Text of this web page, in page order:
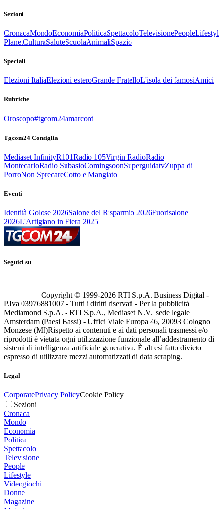
Sezioni
CronacaMondoEconomiaPoliticaSpettacoloTelevisionePeople
PlanetCulturaSaluteScuolaAnimaliSpazio
Speciali
Elezioni ItaliaElezioni esteroGrande FratelloL'isola dei famosiAmici
Rubriche
Oroscopo#tgcom24amarcord
Tgcom24 Consiglia
Mediaset InfinityR101Radio 105Virgin RadioRadio
MontecarloRadio SubasioComingsoonSuperguidatvZuppa di
PorroNon SprecareCotto e Mangiato
Eventi
Identità Golose 2026Salone del Risparmio 2026Fuorisalone
2026L'Artigiano in Fiera 2025
Seguici su
Copyright © 1999-2026 RTI S.p.A. Business Digital -
P.Iva 03976881007 - Tutti i diritti riservati - Per la pubblicità
Mediamond S.p.A. - RTI S.p.A., Mediaset N.V., sede legale
Amsterdam (Paesi Bassi) - Uffici Viale Europa 46, 20093 Cologno
Monzese (MI)Rispetto ai contenuti e ai dati personali trasmessi e/o
riprodotti è vietata ogni utilizzazione funzionale all’addestramento di
sistemi di intelligenza artificiale generativa. È altresì fatto divieto
espresso di utilizzare mezzi automatizzati di data scraping.
Legal
CorporatePrivacy PolicyCookie Policy
Sezioni
Cronaca
Mondo
Economia
Politica
Spettacolo
Televisione
People
Lifestyle
Videogiochi
Donne
Magazine